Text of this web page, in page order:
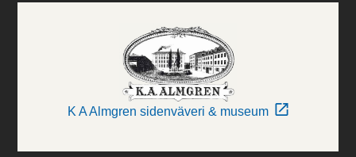
K A Almgren sidenväveri & museum